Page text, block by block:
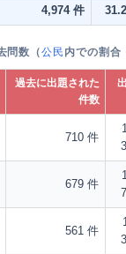
4,974 件
問数（公民 内での割合
過去に出題された
件数
710 件
679 件
561 件